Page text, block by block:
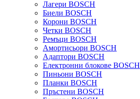
Лагери BOSCH
Биели BOSCH
Корони BOSCH
Четки BOSCH
Ремъци BOSCH
Амортисьори BOSCH
Адаптори BOSCH
Електронни блокове BOSCH
Пиньони BOSCH
Планки BOSCH
Пръстени BOSCH